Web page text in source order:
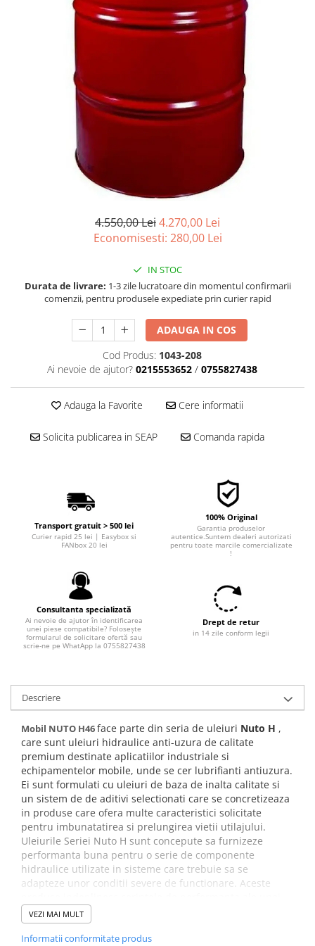
Accesorii spalare si uscare
Intretinere motor
Curatare generala
Restaurare faruri
Spalare si detailing rapid
Decontaminare vopsea
Intretinere vopsea
Dressing exterior
Intretinere moto
Recipiente si pulverizatoare
■ Accesorii filtre
■ Filtre ulei
■ Filtre habitaclu
■ Filtre aditivi
► Piese auto
Filtre
Filtre aditivi
Accesorii filtre
Filtre aer
Filtre combustibil
Filtre habitaclu
Filtre hidraulice
Filtre epurator
Sistem franare
Placute frana
Discuri frana
Saboti frana
Senzori uzura placute
Tamburi frana
Cablu frana de mana
Suport etrier
Electrice
Distributie
Kit distributie
4.550,00 Lei4.270,00 Lei
Economisesti: 280,00 Lei
IN STOC
Durata de livrare: 1-3 zile lucratoare din momentul confirmarii
comenzii, pentru produsele expediate prin curier rapid
ADAUGA IN COS
Cod Produs: 1043-208
Ai nevoie de ajutor? 0215553652 / 0755827438
Adauga la Favorite Cere informatii
Solicita publicarea in SEAP Comanda rapida
Transport gratuit > 500 lei
Curier rapid 25 lei | Easybox si
FANbox 20 lei
100% Original
Garantia produselor
autentice.Suntem dealeri autorizati
pentru toate marcile comercializate
!
Consultanta specializată
Ai nevoie de ajutor în identificarea
unei piese compatibile? Folosește
formularul de solicitare ofertă sau
scrie-ne pe WhatApp la 0755827438
Drept de retur
in 14 zile conform legii
Descriere
Mobil NUTO H46face parte din seria de uleiuri Nuto H ,
care sunt uleiuri hidraulice anti-uzura de calitate
premium destinate aplicatiilor industriale si
echipamentelor mobile, unde se cer lubrifianti antiuzura.
Ei sunt formulati cu uleiuri de baza de inalta calitate si
un sistem de de aditivi selectionati care se concretizeaza
in produse care ofera multe caracteristici solicitate
pentru imbunatatirea si prelungirea vietii utilajului.
Uleiurile Seriei Nuto H sunt concepute sa furnizeze
performanta buna pentru o serie de componente
hidraulice utilizate in sisteme care trebuie sa se
adapteze unor conditii severe de functionare. Aceste
largi serii de sisteme hidraulice si componente ale OEM.
Specificatii si certificari:
VEZI MAI MULT
Informatii conformitate produs